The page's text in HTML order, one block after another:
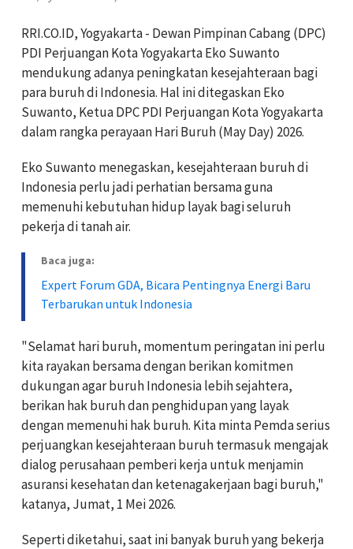
RRI.CO.ID, Yogyakarta - Dewan Pimpinan Cabang (DPC)
PDI Perjuangan Kota Yogyakarta Eko Suwanto
mendukung adanya peningkatan kesejahteraan bagi
para buruh di Indonesia. Hal ini ditegaskan Eko
Suwanto, Ketua DPC PDI Perjuangan Kota Yogyakarta
dalam rangka perayaan Hari Buruh (May Day) 2026.
Eko Suwanto menegaskan, kesejahteraan buruh di
Indonesia perlu jadi perhatian bersama guna
memenuhi kebutuhan hidup layak bagi seluruh
pekerja di tanah air.
Baca juga:
Expert Forum GDA, Bicara Pentingnya Energi Baru
Terbarukan untuk Indonesia
"Selamat hari buruh, momentum peringatan ini perlu
kita rayakan bersama dengan berikan komitmen
dukungan agar buruh Indonesia lebih sejahtera,
berikan hak buruh dan penghidupan yang layak
dengan memenuhi hak buruh. Kita minta Pemda serius
perjuangkan kesejahteraan buruh termasuk mengajak
dialog perusahaan pemberi kerja untuk menjamin
asuransi kesehatan dan ketenagakerjaan bagi buruh,"
katanya, Jumat, 1 Mei 2026.
Seperti diketahui, saat ini banyak buruh yang bekerja